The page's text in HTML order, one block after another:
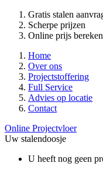
Gratis stalen
Scherpe prijzen
Online prijs
Home
Over ons
Projectstoffering
Full Service
Advies op locatie
Contact
Online Projectvloer
Uw stalendoosje
U heeft nog geen